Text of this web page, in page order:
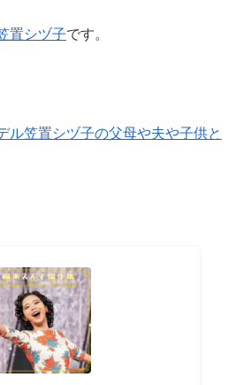
置シヅ子です。
ル笠置シヅ子の父母や夫や子供と